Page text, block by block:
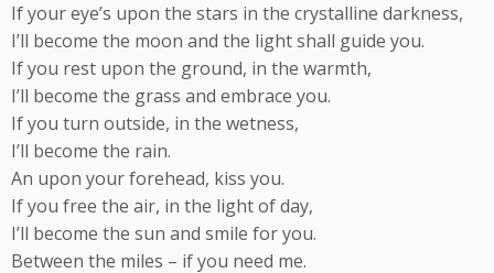
If your eye’s upon the stars in the crystalline darkness,
I’ll become the moon and the light shall guide you.
If you rest upon the ground, in the warmth,
I’ll become the grass and embrace you.
If you turn outside, in the wetness,
I’ll become the rain.
An upon your forehead, kiss you.
If you free the air, in the light of day,
I’ll become the sun and smile for you.
Between the miles – if you need me.